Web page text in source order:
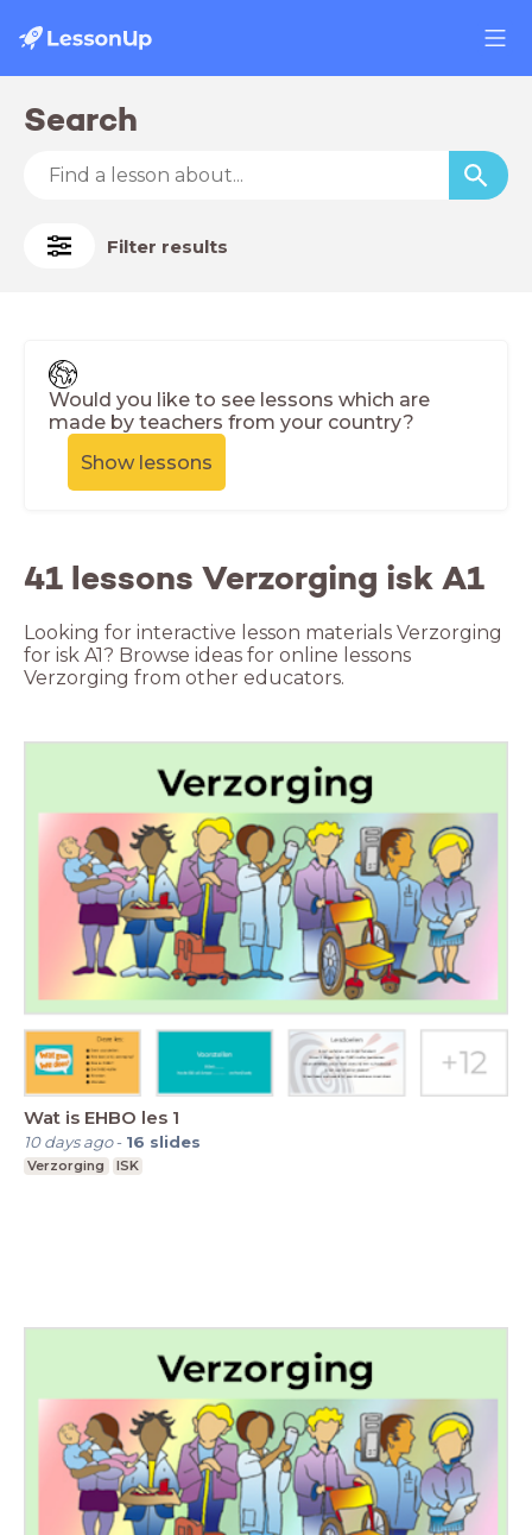
Search
Filter results
Would you like to see lessons which are
made by teachers from your country?
Show lessons
41 lessons Verzorging isk A1
Looking for interactive lesson materials Verzorging
for isk A1? Browse ideas for online lessons
Verzorging from other educators.
Wat is EHBO les 1
10 days ago- 16 slides
Verzorging ISK